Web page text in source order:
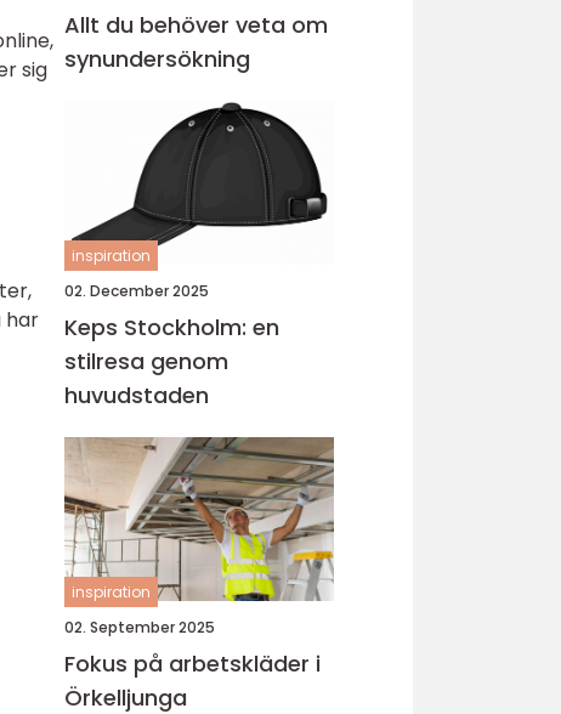
sig
har
Allt du behöver veta om
synundersökning
inspiration
02. December 2025
Keps Stockholm: en
stilresa genom
huvudstaden
inspiration
02. September 2025
Fokus på arbetskläder i
Örkelljunga